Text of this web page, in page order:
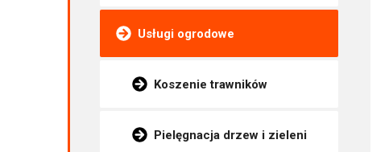
Usługi ogrodowe
Koszenie trawników
Pielęgnacja drzew i zieleni